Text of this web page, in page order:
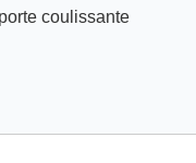
porte coulissante